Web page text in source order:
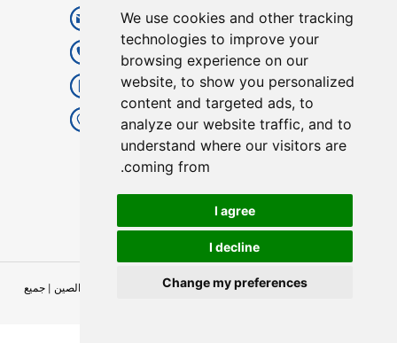
We use cookies and other tracking
technologies to improve your
browsing experience on our
website, to show you personalized
content and targeted ads, to
analyze our website traffic, and to
understand where our visitors are
coming from.
I agree
I decline
Change my preferences
digitallocks8@gmail.com
+86 18688201470(واتساب)
الطابق 4، المبنى 1، طريق Tangxia
الصناعي الأول، Shangtiantang،
جميع الحقوق محفوظة © 2026 يونان صانع ومورد الأقفال الذكية في الصين | جميع